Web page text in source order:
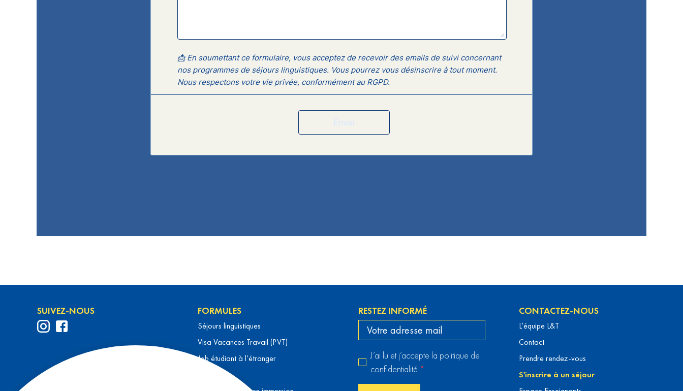
SUIVEZ-NOUS FORMULES
Séjours linguistiques
Visa Vacances Travail (PVT)
Job étudiant à l’étranger
RESTEZ INFORMÉ
J’ai lu et j’accepte la politique de
confidentialité *
CONTACTEZ-NOUS
L’équipe L&T
Contact
Prendre rendez-vous
S'inscrire à un séjour